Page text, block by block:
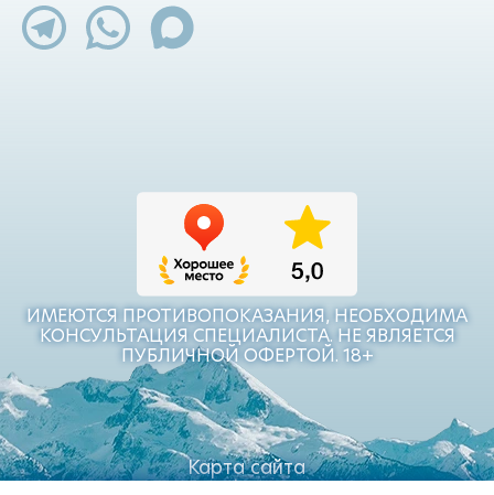
ИМЕЮТСЯ ПРОТИВОПОКАЗАНИЯ, НЕОБХОДИМА
КОНСУЛЬТАЦИЯ СПЕЦИАЛИСТА. НЕ ЯВЛЯЕТСЯ
ПУБЛИЧНОЙ ОФЕРТОЙ. 18+
Карта сайта
Политика конфиденциальности